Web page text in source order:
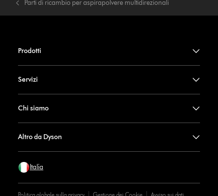
Parti di ricambio per aspirapolvere multidirezionali
Prodotti
Servizi
Chi siamo
Altro da Dyson
Italia